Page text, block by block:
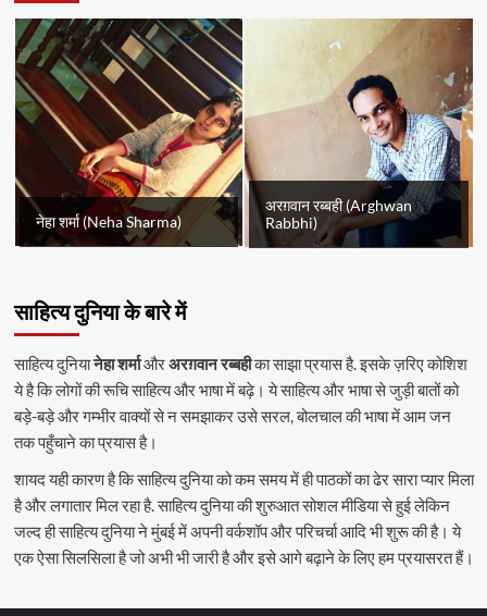
नेहा शर्मा (Neha Sharma)
अरग़वान रब्बही (Arghwan
Rabbhi)
साहित्य दुनिया के बारे में
साहित्य दुनियानेहा शर्माऔरअरग़वान रब्बहीका साझा प्रयास है. इसके ज़रिए कोशिश
ये है कि लोगों की रूचि साहित्य और भाषा में बढ़े। ये साहित्य और भाषा से जुड़ी बातों को
बड़े-बड़े और गम्भीर वाक्यों से न समझाकर उसे सरल, बोलचाल की भाषा में आम जन
तक पहुँचाने का प्रयास है।
शायद यही कारण है कि साहित्य दुनिया को कम समय में ही पाठकों का ढेर सारा प्यार मिला
है और लगातार मिल रहा है. साहित्य दुनिया की शुरुआत सोशल मीडिया से हुई लेकिन
जल्द ही साहित्य दुनिया ने मुंबई में अपनी वर्कशॉप और परिचर्चा आदि भी शुरू की है। ये
एक ऐसा सिलसिला है जो अभी भी जारी है और इसे आगे बढ़ाने के लिए हम प्रयासरत हैं।